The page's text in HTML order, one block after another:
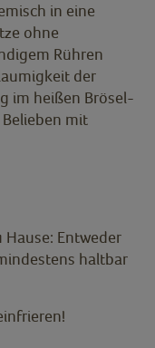
in eine
ohne
Rühren
der
im heißen Brösel-
mit
Entweder
haltbar